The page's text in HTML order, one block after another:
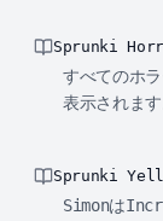
Sprunki
すべてのホ
表示されます
Sprunki
Simonは